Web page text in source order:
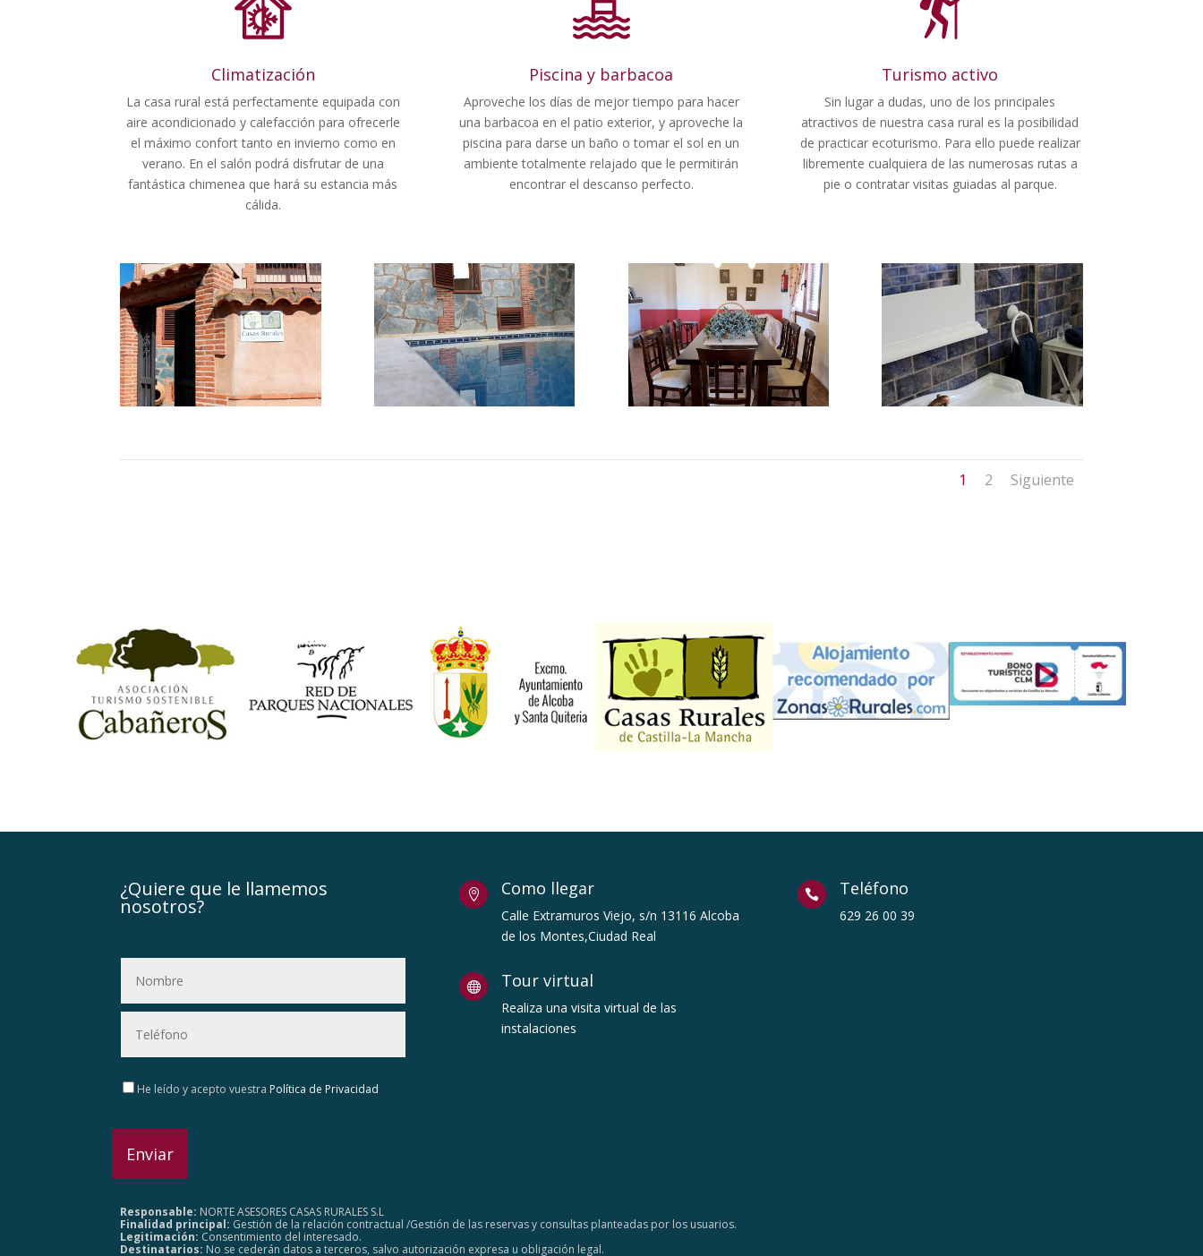
Climatización
La casa rural está perfectamente equipada con
aire acondicionado y calefacción para ofrecerle
el máximo confort tanto en invierno como en
verano. En el salón podrá disfrutar de una
fantástica chimenea que hará su estancia más
cálida.
Piscina y barbacoa
Aproveche los días de mejor tiempo para hacer
una barbacoa en el patio exterior, y aproveche la
piscina para darse un baño o tomar el sol en un
ambiente totalmente relajado que le permitirán
encontrar el descanso perfecto.
Turismo activo
Sin lugar a dudas, uno de los principales
atractivos de nuestra casa rural es la posibilidad
de practicar ecoturismo. Para ello puede realizar
libremente cualquiera de las numerosas rutas a
pie o contratar visitas guiadas al parque.
1 2 Siguiente
¿Quiere que le llamemos
nosotros?
Por favor, deja este campo vacío.
He leído y acepto vuestra Política de Privacidad
 Como llegar
Calle Extramuros Viejo, s/n 13116 Alcoba
de los Montes,Ciudad Real
 Tour virtual
Realiza una visita virtual de las
instalaciones
 Teléfono
629 26 00 39
Responsable: NORTE ASESORES CASAS RURALES S.L
Finalidad principal: Gestión de la relación contractual /Gestión de las reservas y consultas planteadas por los usuarios.
Legitimación: Consentimiento del interesado.
Destinatarios: No se cederán datos a terceros, salvo autorización expresa u obligación legal.